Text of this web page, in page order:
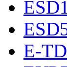
E-